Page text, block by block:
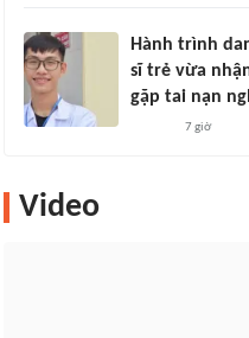
Hành trình
sĩ trẻ vừa
gặp tai nạn
7 giờ
Video